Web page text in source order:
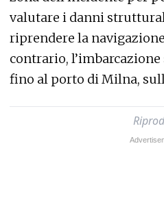
valutare i danni
riprendere la
contrario,
fino al porto di Milna,